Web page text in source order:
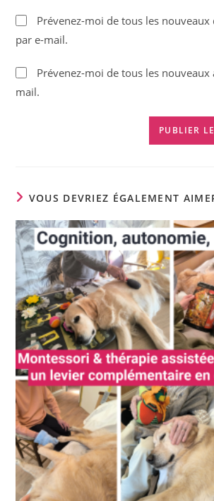
comment
de
votre
site
(facultatif)
Prévenez-moi de tous les
par e-mail.
Prévenez-moi de tous les nouveaux
mail.
VOUS DEVRIEZ ÉGALEMENT